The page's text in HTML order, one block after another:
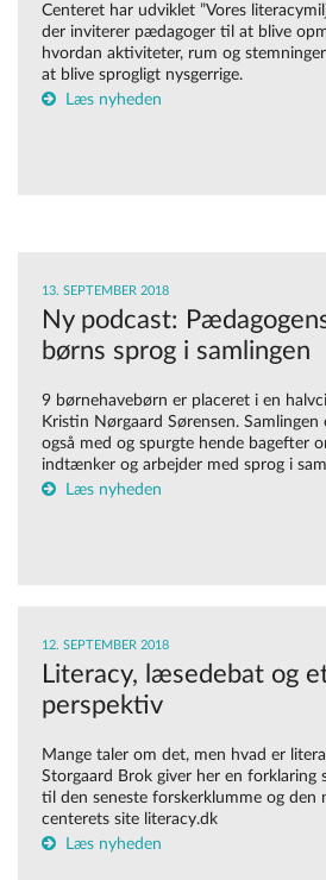
Centeret har udviklet ”Vores
der inviterer pædagoger til at blive
hvordan aktiviteter, rum og
at blive sprogligt nysgerrige.
Læs nyheden
13. SEPTEMBER 2018
Ny podcast:
børns sprog i samlingen
9 børnehavebørn er placeret i en
Kristin Nørgaard Sørensen. Samlingen
også med og spurgte hende bagefter
indtænker og arbejder med sprog i
Læs nyheden
12. SEPTEMBER 2018
Literacy, læsedebat og
perspektiv
Mange taler om det, men hvad er
Storgaard Brok giver her en forklaring
til den seneste forskerklumme og den
centerets site literacy.dk
Læs nyheden